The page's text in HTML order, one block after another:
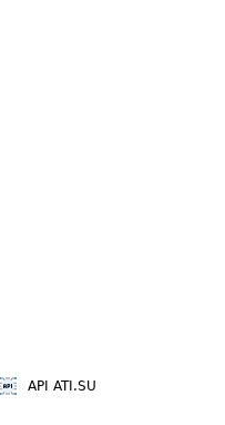
API ATI.SU